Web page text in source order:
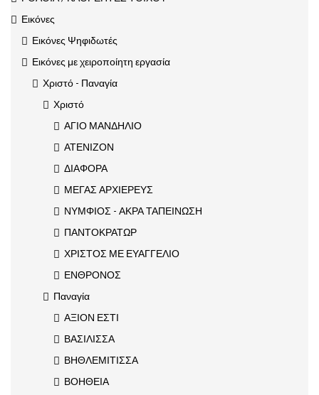
Εικόνες
Εικόνες Ψηφιδωτές
Εικόνες με χειροποίητη εργασία
Χριστό - Παναγία
Χριστό
ΑΓΙΟ ΜΑΝΔΗΛΙΟ
ΑΤΕΝΙΖΟΝ
ΔΙΑΦΟΡΑ
ΜΕΓΑΣ ΑΡΧΙΕΡΕΥΣ
ΝΥΜΦΙΟΣ - ΑΚΡΑ ΤΑΠΕΙΝΩΣΗ
ΠΑΝΤΟΚΡΑΤΩΡ
ΧΡΙΣΤΟΣ ΜΕ ΕΥΑΓΓΕΛΙΟ
ΕΝΘΡΟΝΟΣ
Παναγία
ΑΞΙΟΝ ΕΣΤΙ
ΒΑΣΙΛΙΣΣΑ
ΒΗΘΛΕΜΙΤΙΣΣΑ
ΒΟΗΘΕΙΑ